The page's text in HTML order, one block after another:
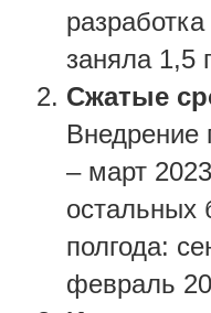
заняла 1,5
Сжатые
Внедрение
– март
остальных
полгода:
февраль